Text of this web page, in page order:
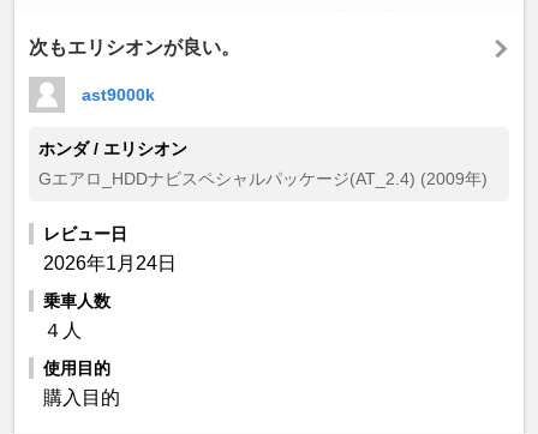
次もエリシオンが良い。
ast9000k
ホンダ / エリシオン
Gエアロ_HDDナビスペシャルパッケージ(AT_2.4) (2009年)
レビュー日
2026年1月24日
乗車人数
４人
使用目的
購入目的